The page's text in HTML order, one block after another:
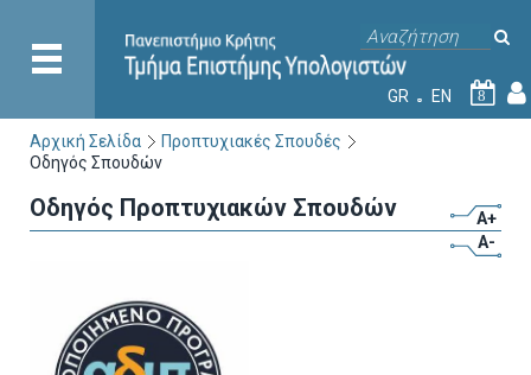
GR EN 8
Αρχική Σελίδα
Προπτυχιακές Σπουδές
Οδηγός Σπουδών
Οδηγός Προπτυχιακών Σπουδών
A+
A-